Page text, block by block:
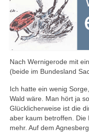
Nach Wernigerode mit
(beide im Bundesland
Ich hatte ein wenig
Wald wäre. Man hört ja
Glücklicherweise ist die
aber kaum betroffen. Die
mehr. Auf dem